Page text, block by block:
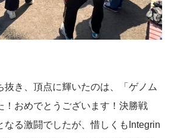
抜き、頂点に輝いたのは、「ゲノム
！おめでとうございます！決勝戦
なる激闘でしたが、惜しくもIntegrin